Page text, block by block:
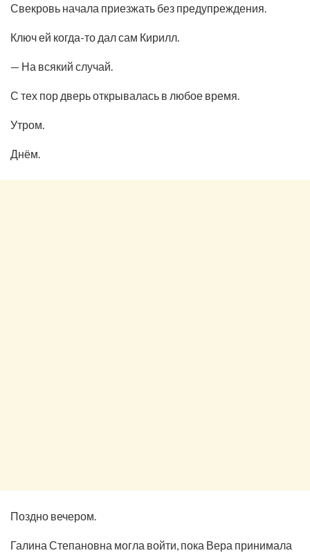
Свекровь начала приезжать без предупреждения.
Ключ ей когда-то дал сам Кирилл.
— На всякий случай.
С тех пор дверь открывалась в любое время.
Утром.
Днём.
Поздно вечером.
Галина Степановна могла войти, пока Вера принимала